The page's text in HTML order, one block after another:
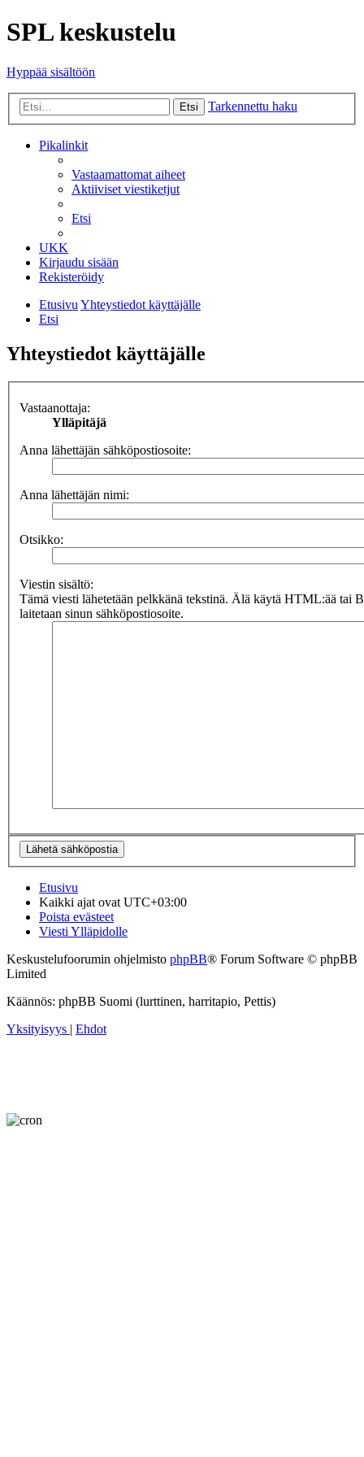
SPL keskustelu
Hyppää sisältöön
Etsi Tarkennettu haku
Pikalinkit
Vastaamattomat aiheet
Aktiiviset viestiketjut
Etsi
UKK
Kirjaudu sisään
Rekisteröidy
EtusivuYhteystiedot käyttäjälle
Etsi
Yhteystiedot käyttäjälle
Vastaanottaja:
Ylläpitäjä
Anna lähettäjän sähköpostiosoite:
Anna lähettäjän nimi:
Otsikko:
Viestin sisältö:
Tämä viesti lähetetään pelkkänä tekstinä. Älä käytä HTML:ää tai
laitetaan sinun sähköpostiosoite.
Etusivu
Kaikki ajat ovatUTC+03:00
Poista evästeet
Viesti Ylläpidolle
Keskustelufoorumin ohjelmisto phpBB® Forum Software © phpBB
Limited
Käännös: phpBB Suomi (lurttinen, harritapio, Pettis)
Yksityisyys
Ehdot